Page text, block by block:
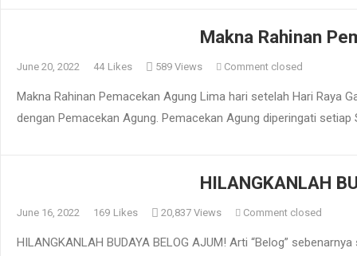
Makna Rahinan
June 20, 2022 44 Likes 589 Views Comment closed
Makna Rahinan Pemacekan Agung Lima hari setelah Hari Raya
dengan Pemacekan Agung. Pemacekan Agung diperingati setiap
HILANGKANLAH
June 16, 2022 169 Likes 20,837 Views Comment closed
HILANGKANLAH BUDAYA BELOG AJUM! Arti “Belog”